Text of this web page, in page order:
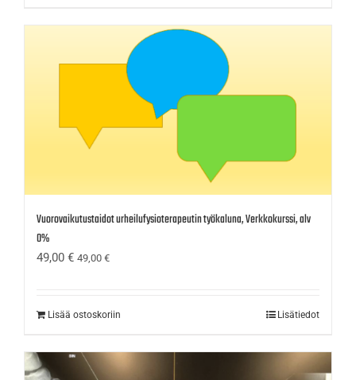
Vuorovaikutustaidot urheilufysioterapeutin työkaluna, Verkkokurssi, alv
0%
49,00 € 49,00 €
Lisää ostoskoriin Lisätiedot